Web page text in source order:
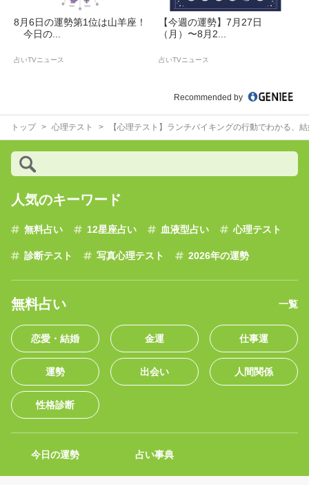
8月6日の運勢第1位は山羊座！
今日の...
占いTVニュース
【今週の運勢】7月27日
（月）〜8月2...
占いTVニュース
Recommended by
トップ 心理テスト 【心理テスト】ランチバイキングの行動でわかる、
人気のキーワード
無料占い 12星座占い 血液型占い 心理テスト
診断テスト 写真心理テスト 2026年の運勢
無料占い 一覧
恋愛・結婚 金運 仕事運
運勢 出会い 人間関係
性格診断
今日の運勢 占い事典